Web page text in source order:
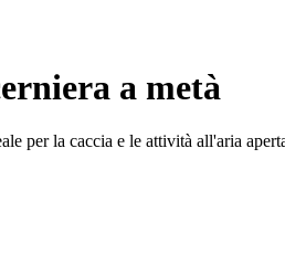
a metà
per la caccia e le attività all'aria